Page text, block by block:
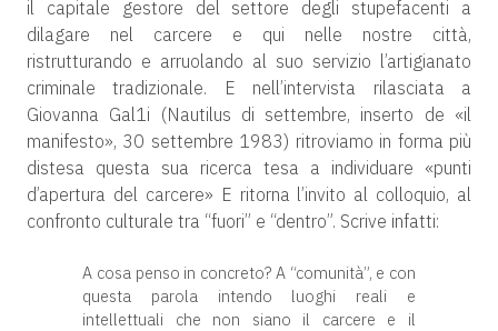
il capitale gestore del settore degli stupefacenti a
dilagare nel carcere e qui nelle nostre città,
ristrutturando e arruolando al suo servizio l’artigianato
criminale tradizionale. E nell’intervista rilasciata a
Giovanna Gal1i (Nautilus di settembre, inserto de «il
manifesto», 30 settembre 1983) ritroviamo in forma più
distesa questa sua ricerca tesa a individuare «punti
d’apertura del carcere» E ritorna l’invito al colloquio, al
confronto culturale tra “fuori” e “dentro”. Scrive infatti:
A cosa penso in concreto? A “comunità”, e con
questa parola intendo luoghi reali e
intellettuali che non siano il carcere e il